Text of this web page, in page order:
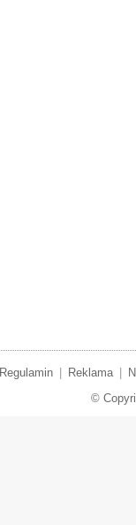
Regulamin Reklama
©